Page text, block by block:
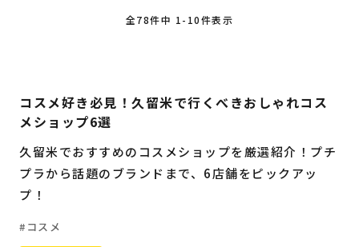
福岡のフィットネス
福岡の暮らし情報
全78件中 1-10件表示
コスメ好き必見！久留米で行くべきおしゃれコス
メショップ6選
久留米でおすすめのコスメショップを厳選紹介！プチ
プラから話題のブランドまで、6店舗をピックアッ
プ！
コスメ